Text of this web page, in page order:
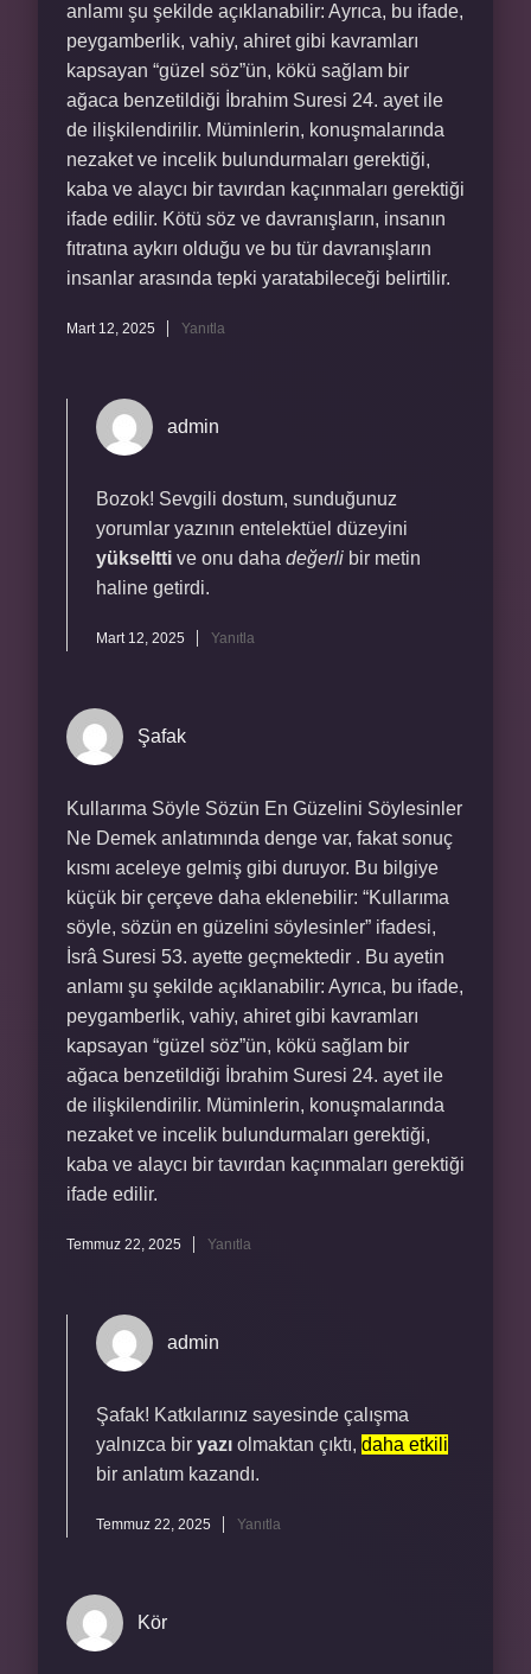
anlamı şu şekilde açıklanabilir: Ayrıca, bu ifade,
peygamberlik, vahiy, ahiret gibi kavramları
kapsayan “güzel söz”ün, kökü sağlam bir
ağaca benzetildiği İbrahim Suresi 24. ayet ile
de ilişkilendirilir. Müminlerin, konuşmalarında
nezaket ve incelik bulundurmaları gerektiği,
kaba ve alaycı bir tavırdan kaçınmaları gerektiği
ifade edilir. Kötü söz ve davranışların, insanın
fıtratına aykırı olduğu ve bu tür davranışların
insanlar arasında tepki yaratabileceği belirtilir.
Mart 12, 2025 Yanıtla
admin
Bozok! Sevgili dostum, sunduğunuz
yorumlar yazının entelektüel düzeyini
yükseltti ve onu daha değerli bir metin
haline getirdi.
Mart 12, 2025 Yanıtla
Şafak
Kullarıma Söyle Sözün En Güzelini Söylesinler
Ne Demek anlatımında denge var, fakat sonuç
kısmı aceleye gelmiş gibi duruyor. Bu bilgiye
küçük bir çerçeve daha eklenebilir: “Kullarıma
söyle, sözün en güzelini söylesinler” ifadesi,
İsrâ Suresi 53. ayette geçmektedir . Bu ayetin
anlamı şu şekilde açıklanabilir: Ayrıca, bu ifade,
peygamberlik, vahiy, ahiret gibi kavramları
kapsayan “güzel söz”ün, kökü sağlam bir
ağaca benzetildiği İbrahim Suresi 24. ayet ile
de ilişkilendirilir. Müminlerin, konuşmalarında
nezaket ve incelik bulundurmaları gerektiği,
kaba ve alaycı bir tavırdan kaçınmaları gerektiği
ifade edilir.
Temmuz 22, 2025 Yanıtla
admin
Şafak! Katkılarınız sayesinde çalışma
yalnızca bir yazı olmaktan çıktı, daha etkili
bir anlatım kazandı.
Temmuz 22, 2025 Yanıtla
Kör